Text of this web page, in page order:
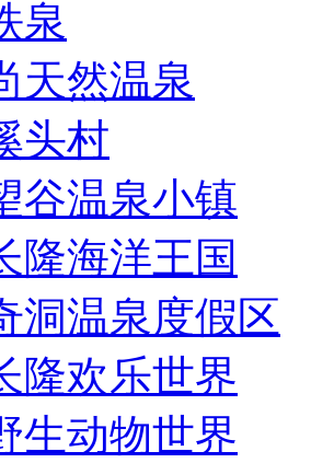
泉
天然温泉
头村
谷温泉小镇
隆海洋王国
洞温泉度假区
隆欢乐世界
生动物世界